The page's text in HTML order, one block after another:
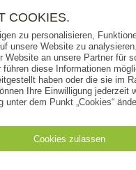
DER REIHE
VERLAG
FÜR UNTERNEHMEN
COOKIES.
zu personalisieren,
unsere Website zu
Website an unsere Partner für
diese Informationen
haben oder die sie im
Ihre Einwilligung jederzeit
dem Punkt „Cookies“
Cookies zulassen